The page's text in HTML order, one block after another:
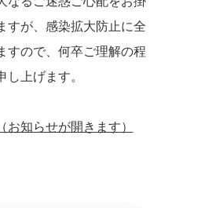
すが、感染拡大防止に全
すので、何卒ご理解の程
し上げます。
知らせが開きます）